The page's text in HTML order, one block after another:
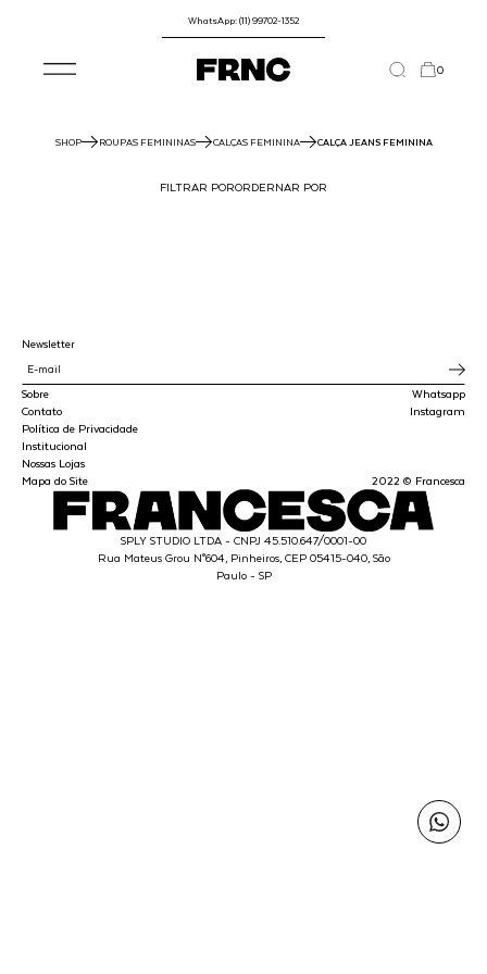
WhatsApp: (11) 99702-1352
0
SHOP ROUPAS FEMININAS CALÇAS FEMININA CALÇA JEANS FEMININA
FILTRAR PORORDERNAR POR
Sobre
Contato
Política de Privacidade
Institucional
Nossas Lojas
Mapa do Site
Whatsapp
Instagram
2022 © Francesca
Newsletter
SPLY STUDIO LTDA - CNPJ 45.510.647/0001-00
Rua Mateus Grou N°604, Pinheiros, CEP 05415-040, São
Paulo - SP